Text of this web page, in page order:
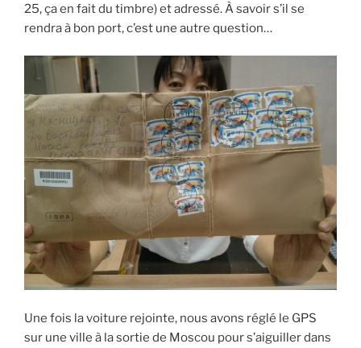
25, ça en fait du timbre) et adressé. À savoir s’il se
rendra à bon port, c’est une autre question…
Une fois la voiture rejointe, nous avons réglé le GPS
sur une ville à la sortie de Moscou pour s’aiguiller dans